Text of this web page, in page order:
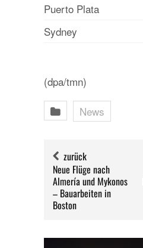
Puerto Plata
Sydney
(dpa/tmn)
News
zurück
Neue Flüge nach
Almería und Mykonos
– Bauarbeiten in
Boston